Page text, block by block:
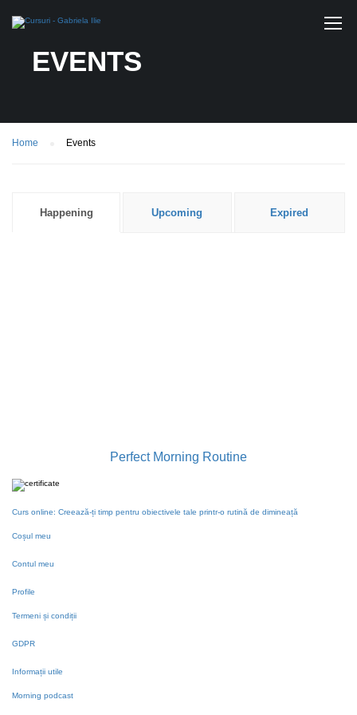
EVENTS
Home Events
Happening Upcoming Expired
Perfect Morning Routine
Curs online: Creează-ți timp pentru obiectivele tale printr-o rutină de dimineață
Coșul meu
Contul meu
Profile
Termeni și condiții
GDPR
Informații utile
Morning podcast